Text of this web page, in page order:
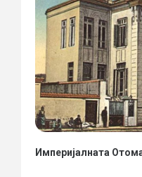
Империјалната